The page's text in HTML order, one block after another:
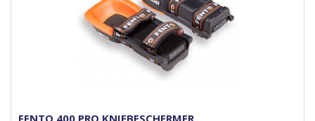
FENTO 400 PRO KNIEBESCHERMER